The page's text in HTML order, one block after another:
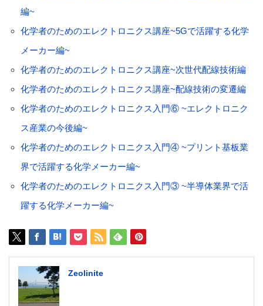
編~
化学者のためのエレクトロニクス講座~5Gで活躍する化学
メーカー編~
化学者のためのエレクトロニクス講座~次世代配線技術編
化学者のためのエレクトロニクス講座~配線技術の変遷編
化学者のためのエレクトロニクス入門⑥ ~エレクトロニク
ス産業の今後編~
化学者のためのエレクトロニクス入門④ ~プリント基板業
界で活躍する化学メーカー編~
化学者のためのエレクトロニクス入門③ ~半導体業界で活
躍する化学メーカー編~
Zeolinite